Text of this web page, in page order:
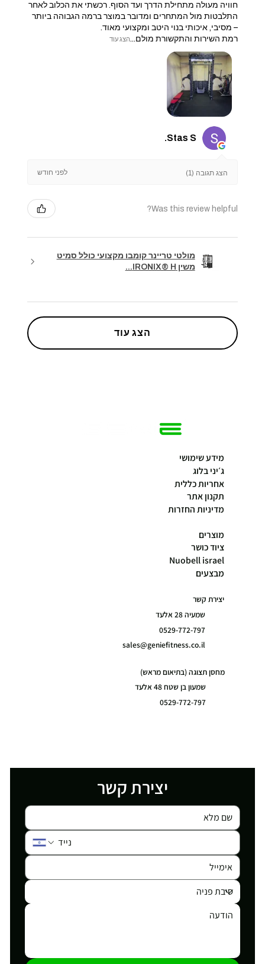
חוויה מעולה מתחילת הדרך ועד הסוף. רכשתי את הכלוב לאחר
התלבטות מול המתחרים ומדובר במוצר ברמה הגבוהה ביותר
– מסיבי, איכותי בנוי היטב ומקצועי מאוד.
​רמת השירות והתקשורת מולם...הצג עוד
Stas S.
הצג תגובה (1) לפני חודש
Was this review helpful?
מולטי טריינר קומבו מקצועי כולל סמיט
משין IRONIX® H...
הצג עוד
מידע שימושי
ג׳יני בלוג
אחריות כללית
תקנון אתר
מדיניות החזרות
מוצרים
ציוד כושר
Nuobell israel
מבצעים
יצירת קשר
שמעיה 28 אלעד
0529-772-797
sales@geniefitness.co.il
מחסן תצוגה (בתיאום מראש)
שמעון בן שטח 48 אלעד
0529-772-797
יצירת קשר